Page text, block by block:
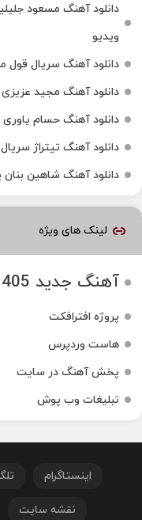
ویدیو
دانلود آهنگ سریال قول
دانلود آهنگ مجید
دانلود آهنگ حسام
دانلود آهنگ تیتراژ
دانلود آهنگ شاهین بنان
لینک های ویژه
آهنگ جدید 1405
پروژه افترافکت
هاست وردپرس
پخش آهنگ در سایت
تبلیغات وب پوش
اینستاگرام
نقشه سایت